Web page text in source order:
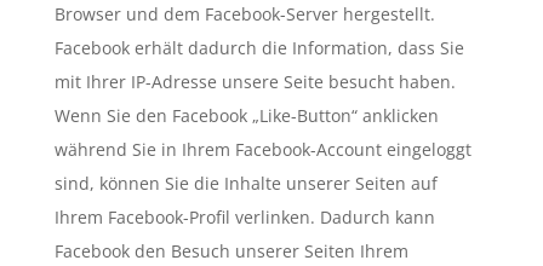
Browser und dem Facebook-Server hergestellt.
Facebook erhält dadurch die Information, dass Sie
mit Ihrer IP-Adresse unsere Seite besucht haben.
Wenn Sie den Facebook „Like-Button“ anklicken
während Sie in Ihrem Facebook-Account eingeloggt
sind, können Sie die Inhalte unserer Seiten auf
Ihrem Facebook-Profil verlinken. Dadurch kann
Facebook den Besuch unserer Seiten Ihrem